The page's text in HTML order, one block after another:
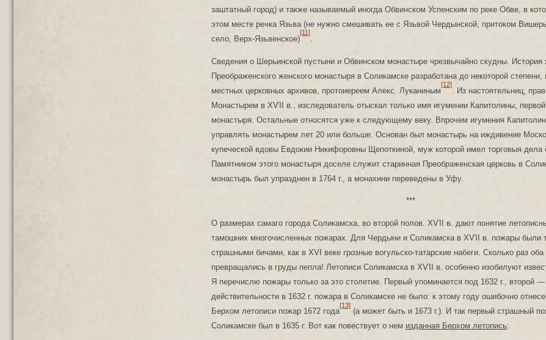
заштатный город) и также называемый иногда Обвинском Успенским по реке Обве, в
этом месте речка Язьва (не нужно смешивать ее с Язьвой Чердынской, притоком
село, Верх-Язьвенское)
[11]
Сведения о Шерьинской пустыни и Обвинском монастыре чрезвычайно скудны. История
Преображенского женского монастыря в Соликамске разработана до некоторой степени,
местных церковных архивов, протоиереем Алекс. Луканиным
[12]
. Из настоятельниц,
Монастырем в ХѴІІ в., изследователь отыскал только имя игумении Капитолины,
монастыря. Остальные относятся уже к следующему веку. Впрочем игумения
управлять монастырем лет 20 или больше. Основан был монастырь на иждивение
купеческой вдовы Евдокии Никифоровны Щепоткиной, муж которой имел торговыя дела
Памятником этого монастыря доселе служит старинная Преображенская церковь в
монастырь был упразднен в 1764 г., а монахини переведены в Уфу.
***
О размерах самаго города Соликамска, во второй полов. ХѴІІ в. дают понятие
тамошних многочисленных пожарах. Для Чердыни и Соликамска в ХѴІІ в. пожары были
страшными бичами, как в XVI веке грозные вогульско-татарские набеги. Сколько раз оба
превращались в груды пепла! Летописи Соликамска в ХѴІІ в. особенно изобилуют
Я перечислю пожары только за это столетие. Первый упоминается под 1632 г., второй —
действительности в 1632 г. пожара в Соликамске не было: к этому году ошибочно
Берхом летописи пожар 1672 года
[13]
(а может быть и 1673 г.). И так первый страшный
Соликамске был в 1635 г. Вот как повествует о нем изданная Берхом летопись: